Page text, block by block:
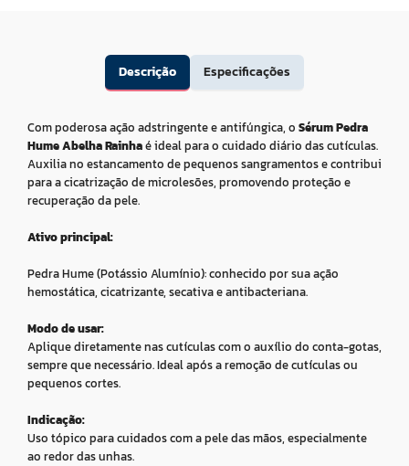
Descrição Especificações
Com poderosa ação adstringente e antifúngica, o Sérum Pedra
Hume Abelha Rainhaé ideal para o cuidado diário das cutículas.
Auxilia no estancamento de pequenos sangramentos e contribui
para a cicatrização de microlesões, promovendo proteção e
recuperação da pele.
Ativo principal:
Pedra Hume (Potássio Alumínio): conhecido por sua ação
hemostática, cicatrizante, secativa e antibacteriana.
Modo de usar:
Aplique diretamente nas cutículas com o auxílio do conta-gotas,
sempre que necessário. Ideal após a remoção de cutículas ou
pequenos cortes.
Indicação:
Uso tópico para cuidados com a pele das mãos, especialmente
ao redor das unhas.